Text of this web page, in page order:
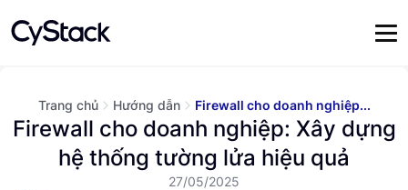
Trang chủ Hướng dẫn Firewall cho doanh nghiệp...
Firewall cho doanh nghiệp: Xây dựng
hệ thống tường lửa hiệu quả
27/05/2025